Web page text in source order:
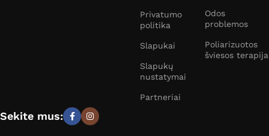
Privatumo
politika
Slapukai
Slapukų
nustatymai
Partneriai
Odos
problemos
Poliarizuotos
šviesos terapija
Sekite mus: